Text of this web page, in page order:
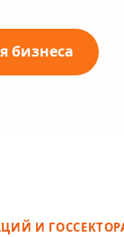
бизнеса
И